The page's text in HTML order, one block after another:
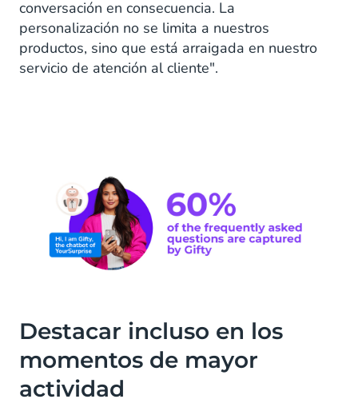
conversación en consecuencia. La
personalización no se limita a nuestros
productos, sino que está arraigada en nuestro
servicio de atención al cliente".
Destacar incluso en los
momentos de mayor
actividad